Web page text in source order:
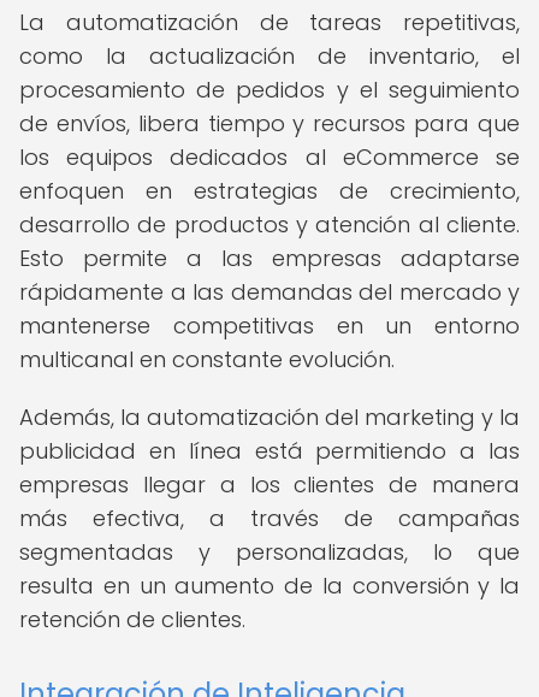
La automatización de tareas repetitivas,
como la actualización de inventario, el
procesamiento de pedidos y el seguimiento
de envíos, libera tiempo y recursos para que
los equipos dedicados al eCommerce se
enfoquen en estrategias de crecimiento,
desarrollo de productos y atención al cliente.
Esto permite a las empresas adaptarse
rápidamente a las demandas del mercado y
mantenerse competitivas en un entorno
multicanal en constante evolución.
Además, la automatización del marketing y la
publicidad en línea está permitiendo a las
empresas llegar a los clientes de manera
más efectiva, a través de campañas
segmentadas y personalizadas, lo que
resulta en un aumento de la conversión y la
retención de clientes.